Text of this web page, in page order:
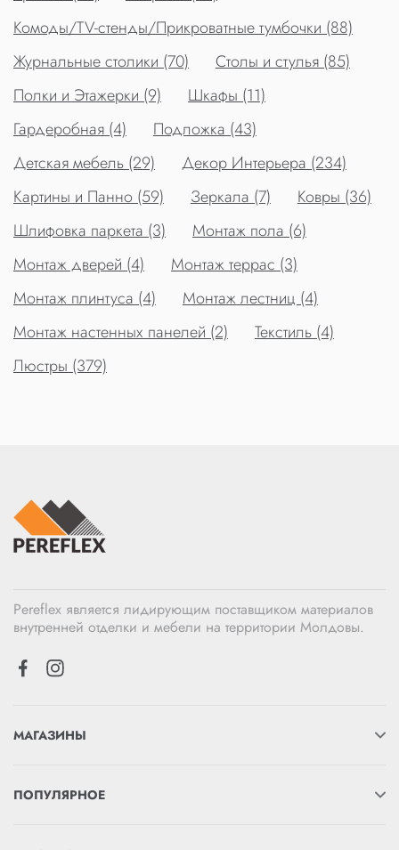
Комоды/TV-стенды/Прикроватные тумбочки (88)
Журнальные столики (70)
Столы и стулья (85)
Полки и Этажерки (9)
Шкафы (11)
Гардеробная (4)
Подложка (43)
Детская мебель (29)
Декор Интерьера (234)
Картины и Панно (59)
Зеркала (7)
Ковры (36)
Шлифовка паркета (3)
Монтаж пола (6)
Монтаж дверей (4)
Монтаж террас (3)
Монтаж плинтуса (4)
Монтаж лестниц (4)
Монтаж настенных панелей (2)
Текстиль (4)
Люстры (379)
Pereflex является лидирующим поставщиком материалов
внутренней отделки и мебели на территории Молдовы.
МАГАЗИНЫ
ПОПУЛЯРНОЕ